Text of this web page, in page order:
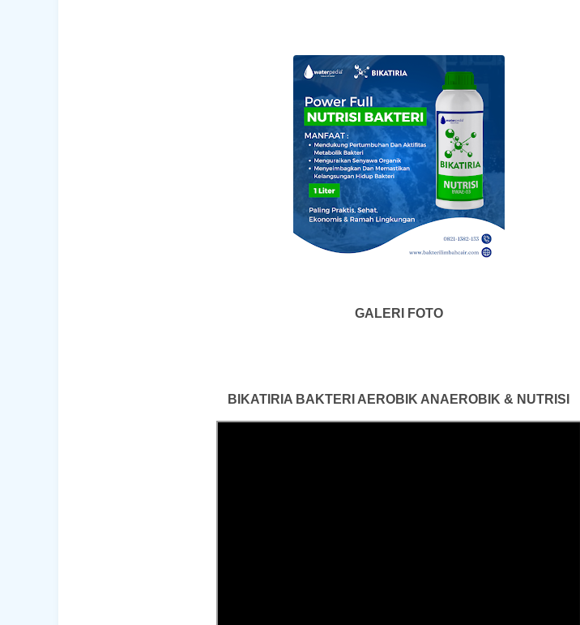
GALERI FOTO
BIKATIRIA BAKTERI AEROBIK ANAEROBIK & NUTRISI